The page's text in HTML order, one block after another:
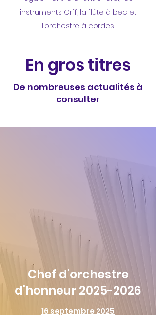
instruments Orff, la flûte à bec et
l’orchestre à cordes.
En gros titres
De nombreuses actualités à
consulter
Chef d'orchestre
d'honneur 2025-2026
16 septembre 2025